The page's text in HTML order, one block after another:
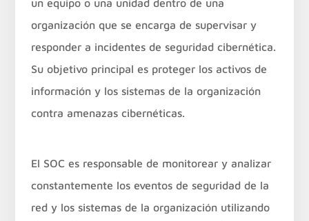
un equipo o una unidad dentro de una
organización que se encarga de supervisar y
responder a incidentes de seguridad cibernética.
Su objetivo principal es proteger los activos de
información y los sistemas de la organización
contra amenazas cibernéticas.
El SOC es responsable de monitorear y analizar
constantemente los eventos de seguridad de la
red y los sistemas de la organización utilizando